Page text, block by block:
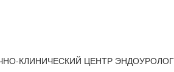
КЛИНИЧЕСКИЙ ЦЕНТР